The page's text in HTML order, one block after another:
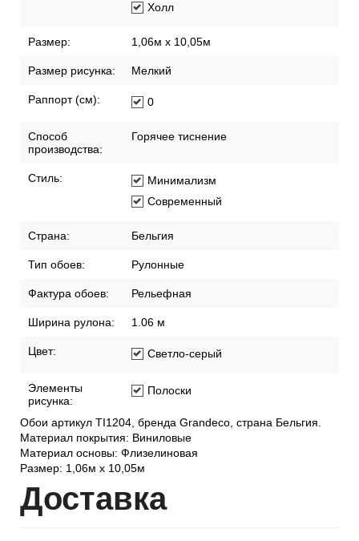
Холл
Размер: 1,06м х 10,05м
Размер рисунка: Мелкий
Раппорт (см): 0
Способ
производства:
Горячее тиснение
Стиль:
Минимализм
Современный
Страна: Бельгия
Тип обоев: Рулонные
Фактура обоев: Рельефная
Ширина рулона: 1.06 м
Цвет: Светло-серый
Элементы
рисунка:
Полоски
Обои артикул TI1204, бренда Grandeco, страна Бельгия.
Материал покрытия: Виниловые
Материал основы: Флизелиновая
Размер: 1,06м х 10,05м
Доставка